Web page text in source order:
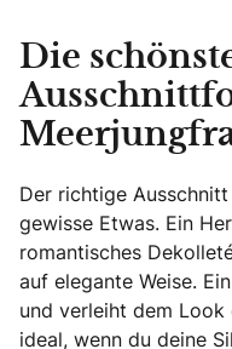
Die
Der richtige
gewisse Etwas. Ein
romantisches
auf elegante Weise.
und verleiht dem Look
ideal, wenn du deine